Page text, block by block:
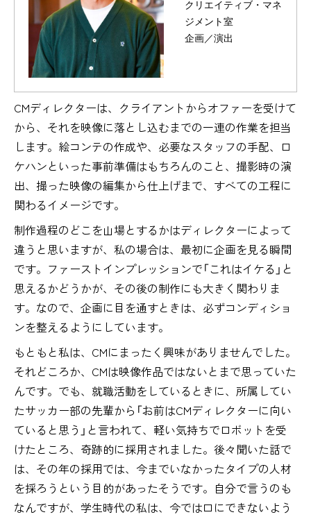
クリエイティブ・マネ
ジメント室
企画／演出
CMディレクターは、クライアントからオファーを受けて
から、それを映像に落とし込むまでの一連の作業を担当
します。絵コンテの作成や、必要なスタッフの手配、ロ
ケハンといった事前準備はもちろんのこと、撮影時の演
出、撮った映像の編集から仕上げまで、すべての工程に
関わるイメージです。
制作過程のどこを山場とするかはディレクターによって
違うと思いますが、私の場合は、最初に企画を見る瞬間
です。ファーストインプレッションで「これはイケる」と
思えるかどうかが、その後の制作にも大きく関わりま
す。なので、企画に目を通すときは、必ずコンディショ
ンを整えるようにしています。
もともと私は、CMにまったく興味がありませんでした。
それどころか、CMは映像作品ではないとまで思っていた
んです。でも、就職活動をしているときに、所属してい
たサッカー部の先輩から「お前はCMディレクターに向い
ていると思う」と言われて、軽い気持ちでロボットを受
けたところ、奇跡的に採用されました。後々聞いた話で
は、その年の採用では、今までいなかったタイプの人材
を採ろうという目的があったそうです。自分で言うのも
なんですが、学生時代の私は、今では口にできないよう